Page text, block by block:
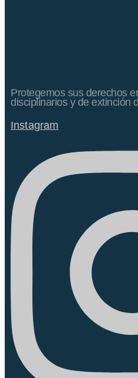
Protegemos sus derechos
disciplinarios y de extinción
Instagram